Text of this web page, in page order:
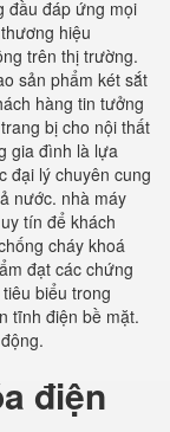
đầu đáp ứng mọi
hiệu
trên thị trường.
sản phẩm két sắt
hàng tin tưởng
bị cho nội thất
gia đình là lựa
đại lý chuyên cung
nước. nhà máy
tín để khách
cháy khoá
đạt các chứng
biểu trong
tĩnh điện bề mặt.
điện